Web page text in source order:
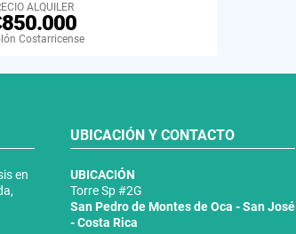
ALQUILER
Costarricense
en
UBICACIÓN Y CONTACTO
UBICACIÓN
Torre Sp #2G
San Pedro de Montes de Oca - San José
- Costa Rica